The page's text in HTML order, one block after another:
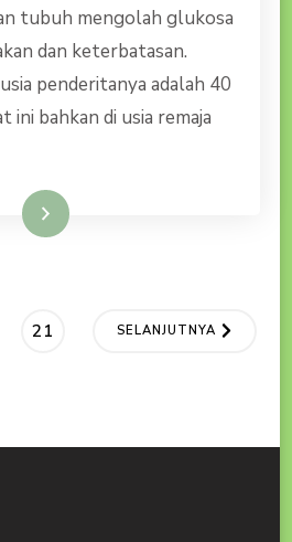
PRIBADI
DIABETES
tubuh mengolah glukosa
dan keterbatasan.
penderitanya adalah 40
ini bahkan di usia remaja
HALAMAN
21 SELANJUTNYA